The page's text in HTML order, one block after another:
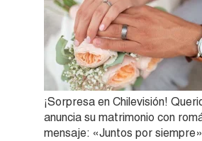
¡Sorpresa en Chilevisión!
anuncia su matrimonio con
mensaje: «Juntos por siempre»